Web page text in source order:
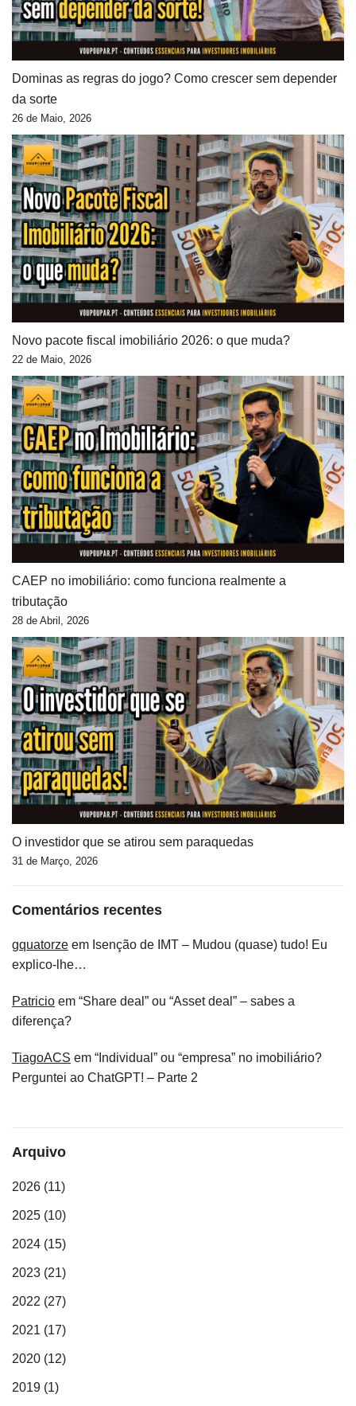
Dominas as regras do jogo? Como crescer sem depender
da sorte
26 de Maio, 2026
Novo pacote fiscal imobiliário 2026: o que muda?
22 de Maio, 2026
CAEP no imobiliário: como funciona realmente a
tributação
28 de Abril, 2026
O investidor que se atirou sem paraquedas
31 de Março, 2026
Comentários recentes
gquatorze em Isenção de IMT – Mudou (quase) tudo! Eu
explico-lhe…
Patricio em “Share deal” ou “Asset deal” – sabes a
diferença?
TiagoACS em “Individual” ou “empresa” no imobiliário?
Perguntei ao ChatGPT! – Parte 2
Arquivo
2026 (11)
2025 (10)
2024 (15)
2023 (21)
2022 (27)
2021 (17)
2020 (12)
2019 (1)